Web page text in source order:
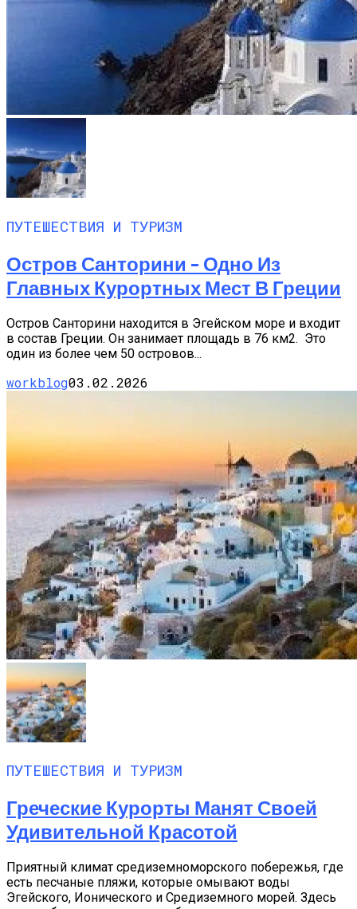
ПУТЕШЕСТВИЯ И ТУРИЗМ
Остров Санторини – Одно Из
Главных Курортных Мест В Греции
Остров Санторини находится в Эгейском море и входит
в состав Греции. Он занимает площадь в 76 км2. Это
один из более чем 50 островов...
workblog03.02.2026
ПУТЕШЕСТВИЯ И ТУРИЗМ
Греческие Курорты Манят Своей
Удивительной Красотой
Приятный климат средиземноморского побережья, где
есть песчаные пляжи, которые омывают воды
Эгейского, Ионического и Средиземного морей. Здесь